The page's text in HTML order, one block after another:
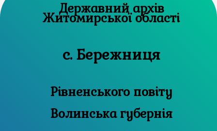
Державний архів
Житомирської області
с. Бережниця
Рівненського повіту
Волинська губернія